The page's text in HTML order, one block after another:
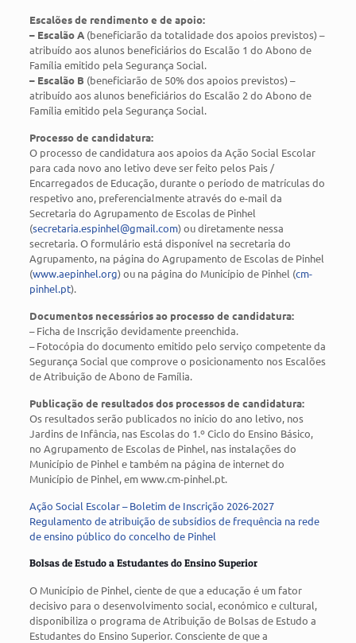
Escalões de rendimento e de apoio:
– Escalão A(beneficiarão da totalidade dos apoios previstos) –
atribuído aos alunos beneficiários do Escalão 1 do Abono de
Família emitido pela Segurança Social.
– Escalão B (beneficiarão de 50% dos apoios previstos) –
atribuído aos alunos beneficiários do Escalão 2 do Abono de
Família emitido pela Segurança Social.
Processo de candidatura:
O processo de candidatura aos apoios da Ação Social Escolar
para cada novo ano letivo deve ser feito pelos Pais /
Encarregados de Educação, durante o período de matrículas do
respetivo ano, preferencialmente através do e-mail da
Secretaria do Agrupamento de Escolas de Pinhel
(secretaria.espinhel@gmail.com) ou diretamente nessa
secretaria. O formulário está disponível na secretaria do
Agrupamento, na página do Agrupamento de Escolas de Pinhel
(www.aepinhel.org) ou na página do Município de Pinhel (cm-
pinhel.pt).
Documentos necessários ao processo de candidatura:
– Ficha de Inscrição devidamente preenchida.
– Fotocópia do documento emitido pelo serviço competente da
Segurança Social que comprove o posicionamento nos Escalões
de Atribuição de Abono de Família.
Publicação de resultados dos processos de candidatura:
Os resultados serão publicados no início do ano letivo, nos
Jardins de Infância, nas Escolas do 1.º Ciclo do Ensino Básico,
no Agrupamento de Escolas de Pinhel, nas instalações do
Município de Pinhel e também na página de internet do
Município de Pinhel, em www.cm-pinhel.pt.
Ação Social Escolar – Boletim de Inscrição 2026-2027
Regulamento de atribuição de subsídios de frequência na rede
de ensino público do concelho de Pinhel
Bolsas de Estudo a Estudantes do Ensino Superior
O Município de Pinhel, ciente de que a educação é um fator
decisivo para o desenvolvimento social, económico e cultural,
disponibiliza o programa de Atribuição de Bolsas de Estudo a
Estudantes do Ensino Superior. Consciente de que a